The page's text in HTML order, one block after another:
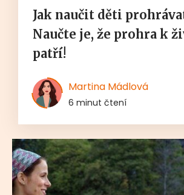
Jak naučit děti
Naučte je, že prohra k
patří!
Martina Mádlová
6 minut čtení